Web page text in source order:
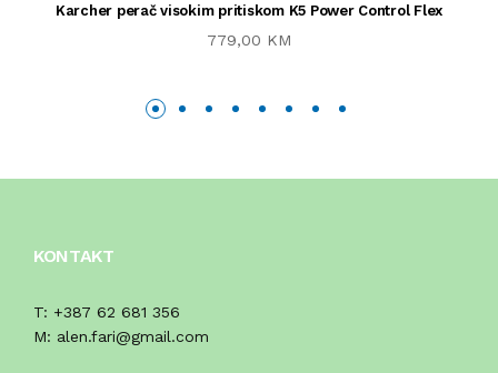
Karcher perač visokim pritiskom K5 Power Control Flex
779,00 KM
KONTAKT
T: +387 62 681 356
M: alen.fari@gmail.com